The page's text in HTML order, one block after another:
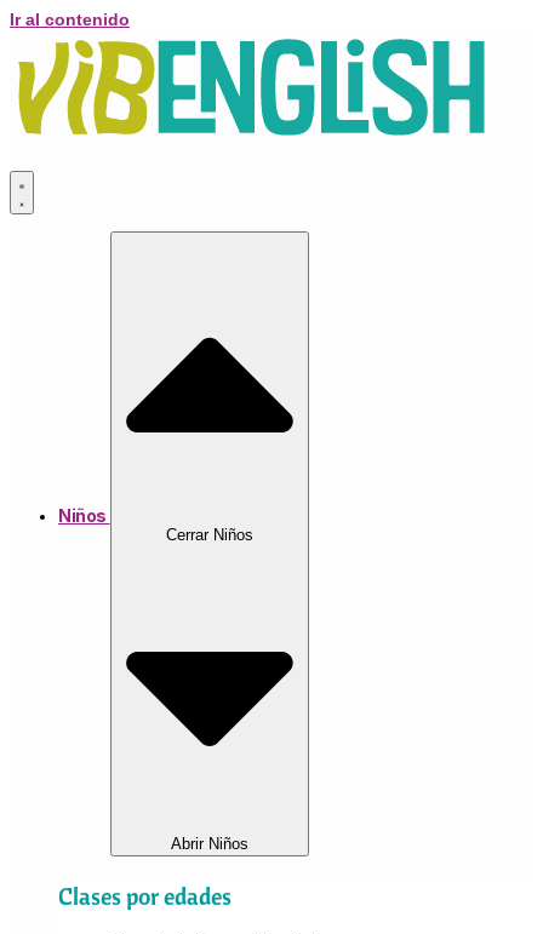
Ir al contenido
Niños
Cerrar Niños
Abrir Niños
Clases por edades